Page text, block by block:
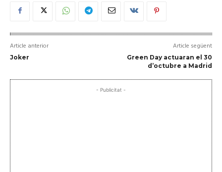
Article anterior
Joker
Article següent
Green Day actuaran el 30
d’octubre a Madrid
- Publicitat -